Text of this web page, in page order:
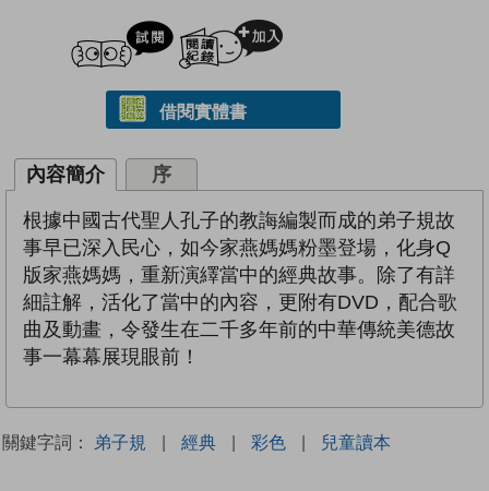
試閲
借閱實體書
內容簡介 序
根據中國古代聖人孔子的教誨編製而成的弟子規故
事早已深入民心，如今家燕媽媽粉墨登場，化身Q
版家燕媽媽，重新演繹當中的經典故事。除了有詳
細註解，活化了當中的內容，更附有DVD，配合歌
曲及動畫，令發生在二千多年前的中華傳統美德故
事一幕幕展現眼前！
關鍵字詞： 弟子規 | 經典 | 彩色 | 兒童讀本